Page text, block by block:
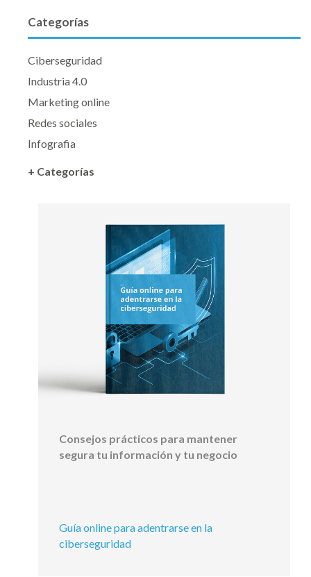
Categorías
Ciberseguridad
Industria 4.0
Marketing online
Redes sociales
Infografia
+ Categorías
Consejos prácticos para mantener
segura tu información y tu negocio
Guía online para adentrarse en la
ciberseguridad